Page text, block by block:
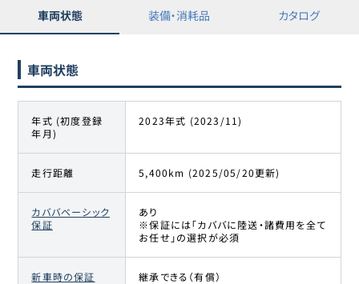
車両状態 装備・消耗品 カタログ
車両状態
年式 (初度登録
年月)
2023年式 (2023/11)
走行距離 5,400km (2025/05/20更新)
カババベーシック
保証
あり
※保証には「カババに陸送・諸費用を全て
お任せ」の選択が必須
新車時の保証 継承できる（有償）